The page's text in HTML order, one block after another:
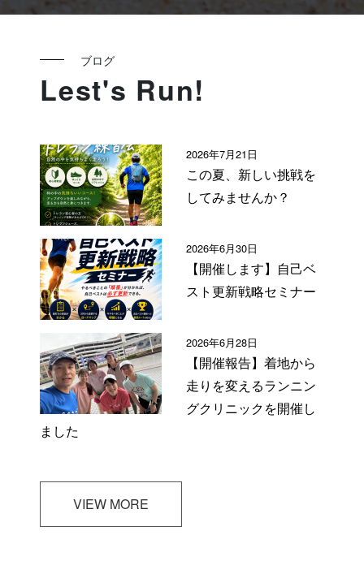
ブログ
Lest's Run!
2026年7月21日
この夏、新しい挑戦を
してみませんか？
2026年6月30日
【開催します】自己ベ
スト更新戦略セミナー
2026年6月28日
【開催報告】着地から
走りを変えるランニン
グクリニックを開催し
ました
VIEW MORE